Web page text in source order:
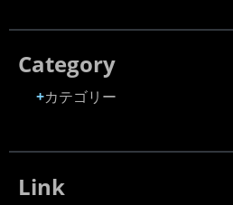
Category
カテゴリー
Link